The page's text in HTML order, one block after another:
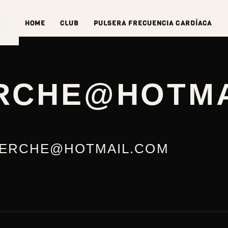
HOME CLUB PULSERA FRECUENCIA CARDÍACA